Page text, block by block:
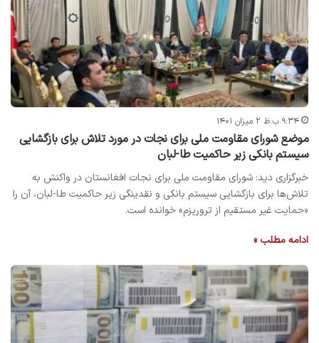
۹:۳۴ ب.ظ ۲ میزان ۱۴۰۱
موضع شورای مقاومت ملی برای نجات در مورد تلاش برای بازگشایی
سیستم بانکی زیر حاکمیت طا-لبان
خبرگزاری دید: شورای مقاومت ملی برای نجات افغانستان در واکنش به
تلاش‌ها برای بازگشایی سیستم بانکی و نقدینگی زیر حاکمیت طا-لبان، آن را
«حمایت غیر مستقیم از تروریزم» خوانده است.
ادامه مطلب »